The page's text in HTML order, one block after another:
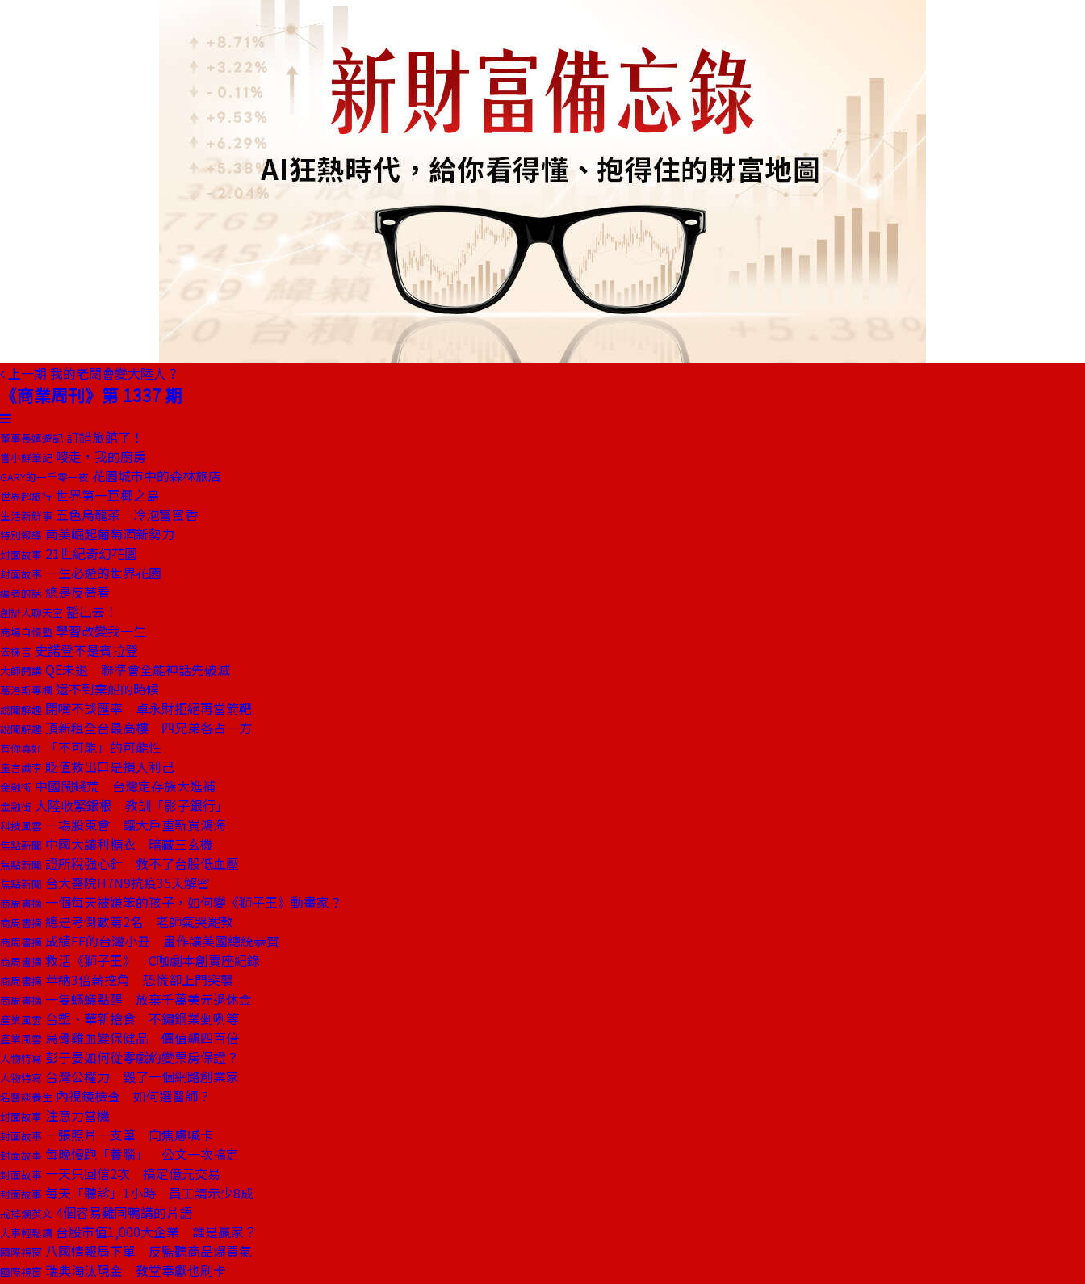
上一期 我的老闆會變大陸人？
《商業周刊》第 1337 期
董事長嬉遊記 訂錯旅館了！
嘗小鮮筆記 嘜走，我的廚房
GARY的一千零一夜 花園城市中的森林旅店
世界超旅行 世界第一巨椰之島
生活新鮮事 五色烏龍茶 冷泡嘗蜜香
特別報導 南美崛起葡萄酒新勢力
封面故事 21世紀奇幻花園
封面故事 一生必遊的世界花園
編者的話 總是反著看
創辦人聊天室 豁出去！
商場自慢塾 學習改變我一生
去梯言 史諾登不是賓拉登
大師開講 QE未退 聯準會全能神話先破滅
葛洛斯專欄 還不到棄船的時候
說聞解趣 閉嘴不談匯率 卓永財拒絕再當箭靶
說聞解趣 頂新租全台最高樓 四兄弟各占一方
有你真好 「不可能」的可能性
童言識李 貶值救出口是損人利己
金融街 中國鬧錢荒 台灣定存族大進補
金融街 大陸收緊銀根 教訓「影子銀行」
科技風雲 一場股東會 讓大戶重新買鴻海
焦點新聞 中國大讓利糖衣 暗藏三玄機
焦點新聞 證所稅強心針 救不了台股低血壓
焦點新聞 台大醫院H7N9抗疫35天解密
商周書摘 一個每天被嫌笨的孩子，如何變《獅子王》動畫家？
商周書摘 總是考倒數第2名 老師氣哭罷教
商周書摘 成績FF的台灣小丑 畫作讓美國總統恭賀
商周書摘 救活《獅子王》 C咖劇本創賣座紀錄
商周書摘 華納3倍薪挖角 恐慌卻上門突襲
商周書摘 一隻螞蟻點醒 放棄千萬美元退休金
產業風雲 台塑、華新搶食 不鏽鋼業剉咧等
產業風雲 烏骨雞血變保健品 價值飆四百倍
人物特寫 彭于晏如何從零戲約變票房保證？
人物特寫 台灣公權力 毀了一個網路創業家
名醫談養生 內視鏡檢查 如何選醫師？
封面故事 注意力當機
封面故事 一張照片一支筆 向焦慮喊卡
封面故事 每晚慢跑「養腦」 公文一次搞定
封面故事 一天只回信2次 搞定億元交易
封面故事 每天「聽診」1小時 員工請示少8成
戒掉爛英文 4個容易雞同鴨講的片語
大事輕鬆讀 台股市值1,000大企業 誰是贏家？
國際視窗 八國情報局下單 反監聽商品爆買氣
國際視窗 瑞典淘汰現金 教堂奉獻也刷卡